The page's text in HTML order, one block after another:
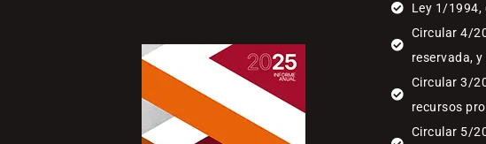
Ley 1/1994,
Circular 4/
reservada,
Circular 3/
recursos
Circular 5/